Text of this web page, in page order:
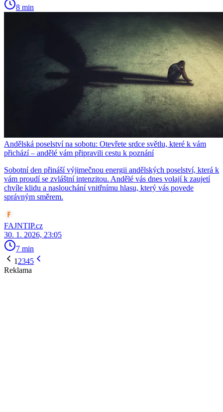
8 min
Andělská poselství na sobotu: Otevřete srdce světlu, které k vám
přichází – andělé vám připravili cestu k poznání
Sobotní den přináší výjimečnou energii andělských poselství, která k
vám proudí se zvláštní intenzitou. Andělé vás dnes volají k zaujetí
chvíle klidu a naslouchání vnitřnímu hlasu, který vás povede
správným směrem.
FAJNTIP.cz
30. 1. 2026, 23:05
7 min
1 2345
Reklama